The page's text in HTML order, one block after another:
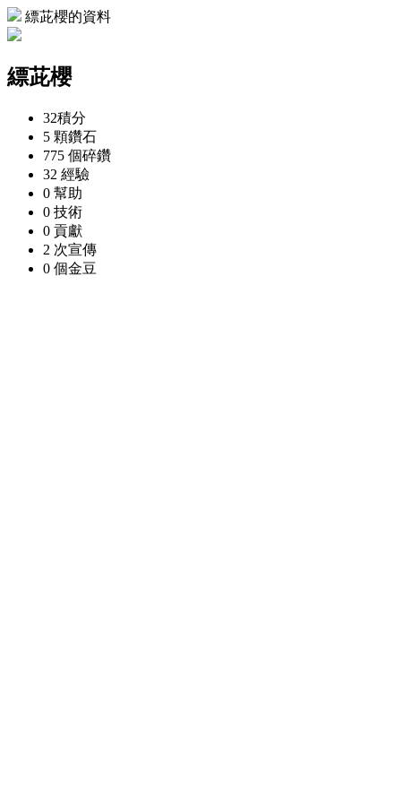
縹茈櫻的資料
縹茈櫻
32積分
5 顆鑽石
775 個碎鑽
32 經驗
0 幫助
0 技術
0 貢獻
2 次宣傳
0 個金豆